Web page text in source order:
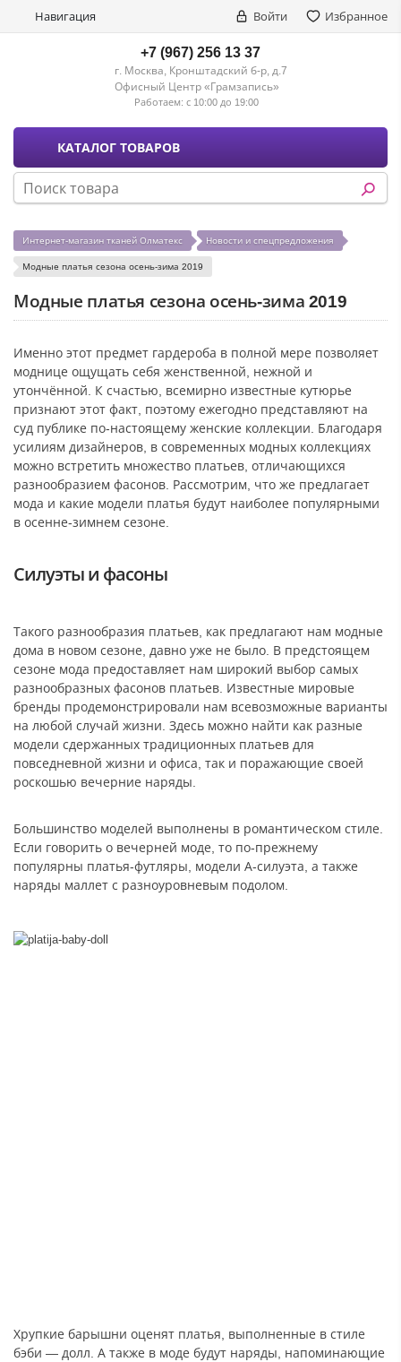
Навигация Войти Избранное
+7 (967) 256 13 37
г. Москва, Кронштадский б-р, д.7
Офисный Центр «Грамзапись»
Работаем: с 10:00 до 19:00
КАТАЛОГ ТОВАРОВ
Интернет-магазин тканей Олматекс Новости и спецпредложения
Модные платья сезона осень-зима 2019
Модные платья сезона осень-зима 2019
Именно этот предмет гардероба в полной мере позволяет
моднице ощущать себя женственной, нежной и
утончённой. К счастью, всемирно известные кутюрье
признают этот факт, поэтому ежегодно представляют на
суд публике по-настоящему женские коллекции. Благодаря
усилиям дизайнеров, в современных модных коллекциях
можно встретить множество платьев, отличающихся
разнообразием фасонов. Рассмотрим, что же предлагает
мода и какие модели платья будут наиболее популярными
в осенне-зимнем сезоне.
Силуэты и фасоны
Такого разнообразия платьев, как предлагают нам модные
дома в новом сезоне, давно уже не было. В предстоящем
сезоне мода предоставляет нам широкий выбор самых
разнообразных фасонов платьев. Известные мировые
бренды продемонстрировали нам всевозможные варианты
на любой случай жизни. Здесь можно найти как разные
модели сдержанных традиционных платьев для
повседневной жизни и офиса, так и поражающие своей
роскошью вечерние наряды.
Большинство моделей выполнены в романтическом стиле.
Если говорить о вечерней моде, то по-прежнему
популярны платья-футляры, модели А-силуэта, а также
наряды маллет с разноуровневым подолом.
Хрупкие барышни оценят платья, выполненные в стиле
бэби — долл. А также в моде будут наряды, напоминающие